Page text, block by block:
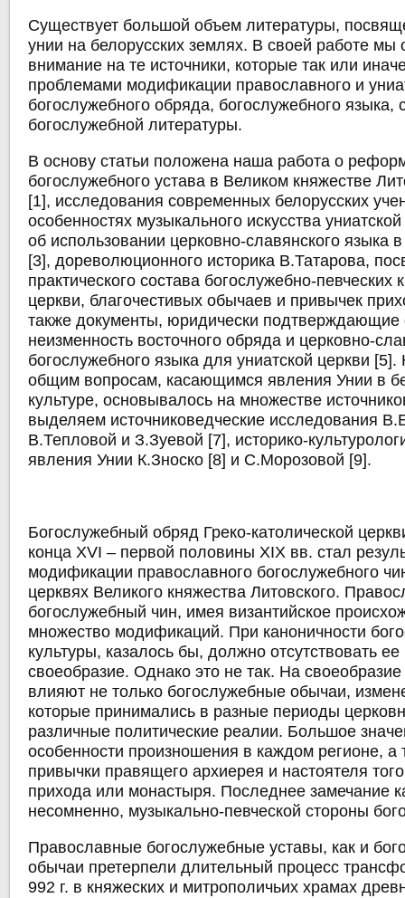
Существует большой объем литературы,
унии на белорусских землях. В своей работе мы
внимание на те источники, которые так или
проблемами модификации православного и
богослужебного обряда, богослужебного языка,
богослужебной литературы.
В основу статьи положена наша работа о
богослужебного устава в Великом княжестве
[1], исследования современных белорусских
особенностях музыкального искусства
об использовании церковно-славянского языка
[3], дореволюционного историка В.Татарова,
практического состава богослужебно-певческих
церкви, благочестивых обычаев и привычек
также документы, юридически подтверждающие
неизменность восточного обряда и церковно-
богослужебного языка для униатской церкви
общим вопросам, касающимся явления Унии в
культуре, основывалось на множестве
выделяем источниковедческие исследования
В.Тепловой и З.Зуевой [7], историко-
явления Унии К.Зноско [8] и C.Морозовой [9].
Богослужебный обряд Греко-католической
конца XVI – первой половины XIX вв. стал
модификации православного богослужебного
церквях Великого княжества Литовского.
богослужебный чин, имея византийское
множество модификаций. При каноничности
культуры, казалось бы, должно отсутствовать
своеобразие. Однако это не так. На
влияют не только богослужебные обычаи,
которые принимались в разные периоды
различные политические реалии. Большое
особенности произношения в каждом регионе, а
привычки правящего архиерея и настоятеля
прихода или монастыря. Последнее замечание
несомненно, музыкально-певческой стороны
Православные богослужебные уставы, как и
обычаи претерпели длительный процесс
992 г. в княжеских и митрополичьих храмах